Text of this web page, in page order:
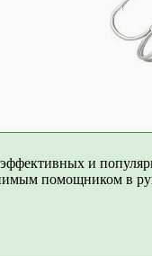
и
помощником в